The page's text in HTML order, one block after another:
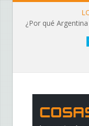
¿Por qué